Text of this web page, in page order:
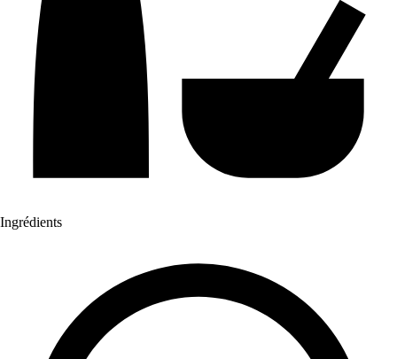
Ingrédients